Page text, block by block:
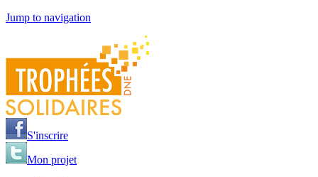
Jump to navigation
S'inscrire
Mon projet